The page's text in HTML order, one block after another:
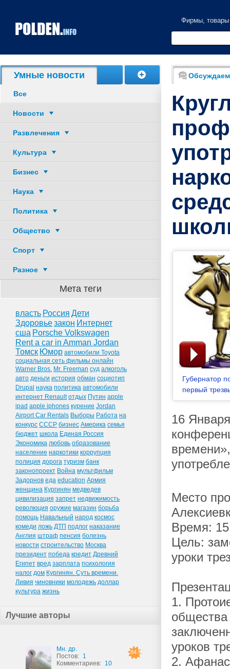
Фирмы, товары
Умные новости
Все
Новости
Развлечения
Культура
Бизнес
Наука
Политика
Общество
Спорт
Разное
Мета теги
власть Россия Дети
Здоровьезакон Интернет
сша Porsche Volkswagen
Rent a car in Amman Jordan
Томск Юмор автомобили Toyota
социальная сеть фильмы онлайн
Warner Bros. Mr. Freeman суд алкоголь
авто деньги история обман социотип
Drupal наука политика автомобили
интернет Renault отдых Путин apple
ipad apple iphones курение Jordan
Airport Car Rentals Выборы Работа на
конкурс СССР бизнес Америка семья
бюджет школа Единая Россия
Экономика любовь образование
население наркотики коррупция
полиция дорога туризм банк
законопроект Война мультфильм
Задорнов еда education Армия
женщина Кургинян медведев
цивилизация запрет недвижимость
революция оружие магазин борьба
помощь Навальный народ космос
комеди ложь ДТП подлог наказание
Англия штраф пенсия болезнь
новости строительство Москва
президент победа кредит Древний
Египет вред зарплата психология
налог дом Кургинян. Суть времени.
Ливия чиновники молодежь доллар
культура жизнь
Лучшие авторы
84.5
Мн. др.
Постов: 1
Комментариев: 10
Обсуждаем
Губернатор
первый
16
Место
Время:
Цель:
уроки
1.
общества
уроков
2.